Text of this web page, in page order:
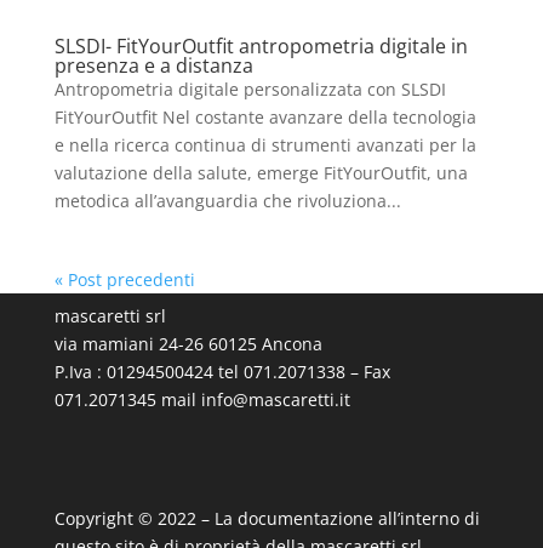
SLSDI- FitYourOutfit antropometria digitale in
presenza e a distanza
Antropometria digitale personalizzata con SLSDI
FitYourOutfit Nel costante avanzare della tecnologia
e nella ricerca continua di strumenti avanzati per la
valutazione della salute, emerge FitYourOutfit, una
metodica all’avanguardia che rivoluziona...
« Post precedenti
mascaretti srl
via mamiani 24-26 60125 Ancona
P.Iva : 01294500424 tel 071.2071338 – Fax
071.2071345 mail info@mascaretti.it
Copyright © 2022 – La documentazione all’interno di